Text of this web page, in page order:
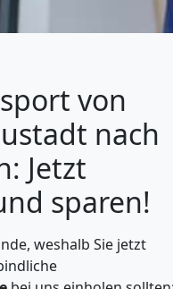
von
nach
Jetzt
sparen!
weshalb Sie jetzt